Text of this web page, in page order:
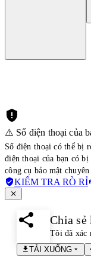
⚠️ Số điện thoại của
Số điện thoại có thể bị
điện thoại của bạn có bị
công cụ bảo mật chuyên
KIỂM TRA RÒ RỈ
Chia
Tôi đã xác
TẢI XUỐNG